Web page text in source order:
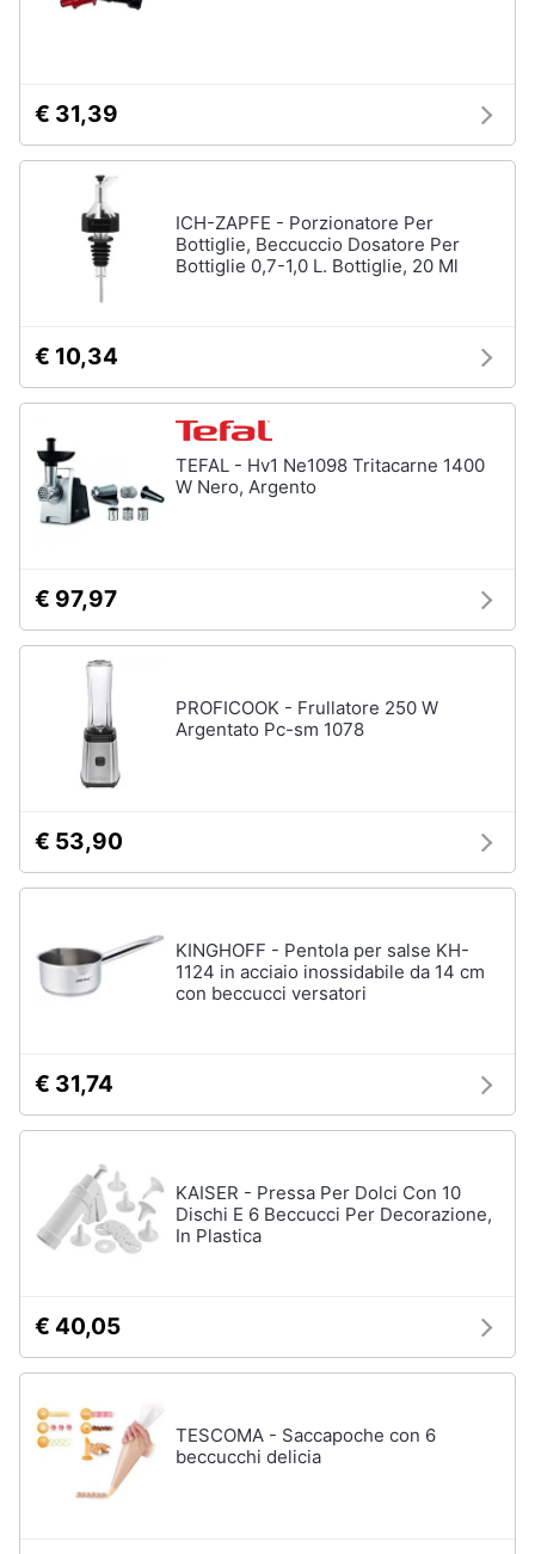
€ 31,39
ICH-ZAPFE - Porzionatore Per
Bottiglie, Beccuccio Dosatore Per
Bottiglie 0,7-1,0 L. Bottiglie, 20 Ml
€ 10,34
TEFAL - Hv1 Ne1098 Tritacarne 1400
W Nero, Argento
€ 97,97
PROFICOOK - Frullatore 250 W
Argentato Pc-sm 1078
€ 53,90
KINGHOFF - Pentola per salse KH-
1124 in acciaio inossidabile da 14 cm
con beccucci versatori
€ 31,74
KAISER - Pressa Per Dolci Con 10
Dischi E 6 Beccucci Per Decorazione,
In Plastica
€ 40,05
TESCOMA - Saccapoche con 6
beccucchi delicia